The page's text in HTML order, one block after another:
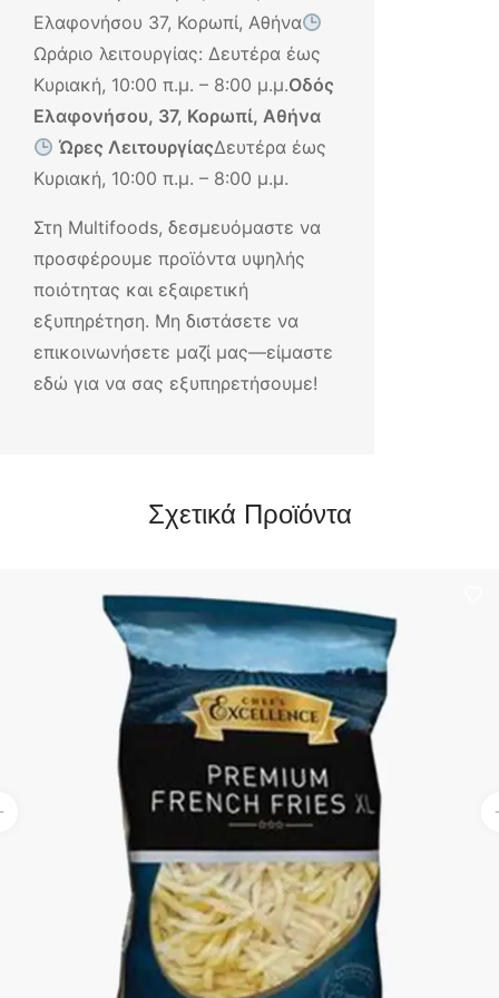
Ελαφονήσου 37, Κορωπί, Αθήνα
Ωράριο λειτουργίας: Δευτέρα έως
Κυριακή, 10:00 π.μ. – 8:00 μ.μ.Οδός
Ελαφονήσου, 37, Κορωπί, Αθήνα
Ώρες ΛειτουργίαςΔευτέρα έως
Κυριακή, 10:00 π.μ. – 8:00 μ.μ.
Στη Multifoods, δεσμευόμαστε να
προσφέρουμε προϊόντα υψηλής
ποιότητας και εξαιρετική
εξυπηρέτηση. Μη διστάσετε να
επικοινωνήσετε μαζί μας—είμαστε
εδώ για να σας εξυπηρετήσουμε!
Σχετικά Προϊόντα